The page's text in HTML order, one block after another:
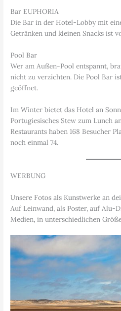
Bar EUPHORIA
Die Bar in der Hotel-Lobby mit
Getränken und kleinen Snacks ist
Pool Bar
Wer am Außen-Pool entspannt,
nicht zu verzichten. Die Pool Bar
geöffnet.
Im Winter bietet das Hotel an
Portugiesisches Stew zum Lunch
Restaurants haben 168 Besucher
noch einmal 74.
WERBUNG
Unsere Fotos als Kunstwerke an
Auf Leinwand, als Poster, auf Alu-
Medien, in unterschiedlichen